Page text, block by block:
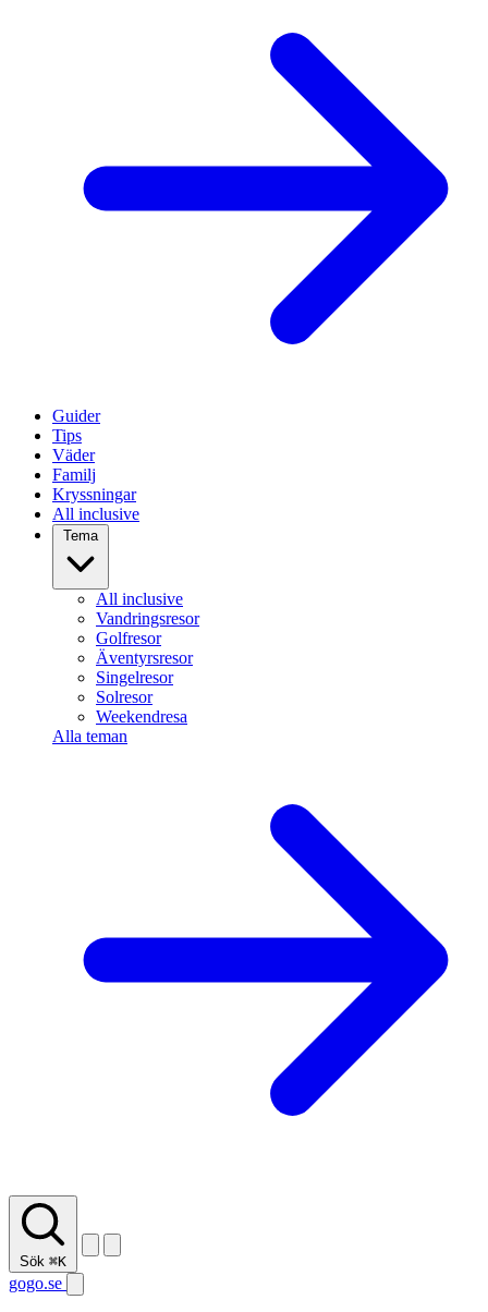
Guider
Tips
Väder
Familj
Kryssningar
All inclusive
Tema
All inclusive
Vandringsresor
Golfresor
Äventyrsresor
Singelresor
Solresor
Weekendresa
Alla teman
Sök ⌘K
gogo.se